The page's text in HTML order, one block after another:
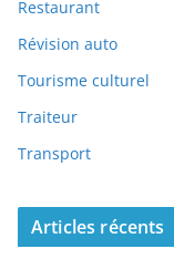
Restaurant
Révision auto
Tourisme culturel
Traiteur
Transport
Articles récents